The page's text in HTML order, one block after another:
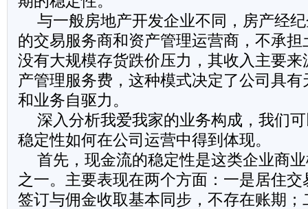
与一般房地产开发企业不同，房产经
的交易服务商和资产管理运营商，不承
没有大规模存货跌价压力，其收入主要
产管理服务费，这种模式决定了公司具
和业务自驱力。
深入分析我爱我家的业务构成，我们
稳定性如何在公司运营中得到体现。
首先，现金流的稳定性是这类企业商
之一。主要表现在两个方面：一是居住
签订与佣金收取基本同步，不存在账期